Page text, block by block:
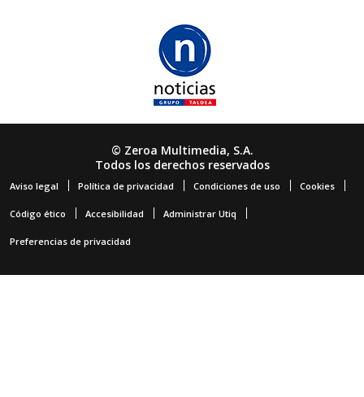
© Zeroa Multimedia, S.A.
Todos los derechos reservados
Aviso legal Política de privacidad Condiciones de uso Cookies
Código ético Accesibilidad Administrar Utiq
Preferencias de privacidad